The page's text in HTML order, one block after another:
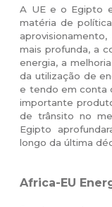
A UE e o Egipto
matéria de
mais profunda, a
energia, a
da utilização de
e tendo em conta
importante
de trânsito no
Egipto
longo da última
Africa-EU